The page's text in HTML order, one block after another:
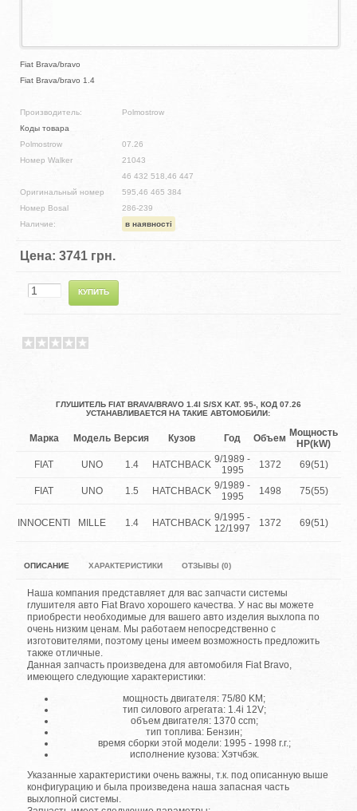
Fiat Brava/bravo
Fiat Brava/bravo 1.4
Производитель:
Polmostrow
Коды товара
Polmostrow
07.26
Номер Walker
21043
Оригинальный номер
46 432 518,46 447
595,46 465 384
Номер Bosal
286-239
Наличие:
в наявності
Цена:3741 грн.
ГЛУШИТЕЛЬ FIAT BRAVA/BRAVO 1.4I S/SX KAT. 95-, КОД 07.26
УСТАНАВЛИВАЕТСЯ НА ТАКИЕ АВТОМОБИЛИ:
Марка Модель Версия Кузов Год Объем Мощность
HP(kW)
FIAT UNO 1.4 HATCHBACK 9/1989 -
1995
1372 69(51)
FIAT UNO 1.5 HATCHBACK 9/1989 -
1995
1498 75(55)
INNOCENTI MILLE 1.4 HATCHBACK 9/1995 -
12/1997
1372 69(51)
ОПИСАНИЕ ХАРАКТЕРИСТИКИ ОТЗЫВЫ (0)
Наша компания представляет для вас запчасти системы
глушителя авто Fiat Bravo хорошего качества. У нас вы можете
приобрести необходимые для вашего авто изделия выхлопа по
очень низким ценам. Мы работаем непосредственно с
изготовителями, поэтому цены имеем возможность предложить
также отличные.
Данная запчасть произведена для автомобиля Fiat Bravo,
имеющего следующие характеристики:
мощность двигателя: 75/80 KM;
тип силового агрегата: 1.4i 12V;
объем двигателя: 1370 ccm;
тип топлива: Бензин;
время сборки этой модели: 1995 - 1998 г.г.;
исполнение кузова: Хэтчбэк.
Указанные характеристики очень важны, т.к. под описанную выше
конфигурацию и была произведена наша запасная часть
выхлопной системы.